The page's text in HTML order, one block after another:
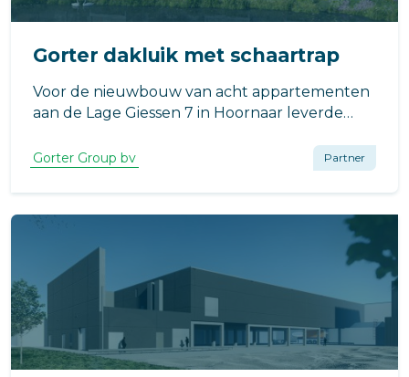
Gorter dakluik met schaartrap
Voor de nieuwbouw van acht appartementen
aan de Lage Giessen 7 in Hoornaar leverde
schaartrap. De toepassing zorgt voor een
minimale impact op de beschikbare ruimte in
de woning.
Gorter Group bv Partner